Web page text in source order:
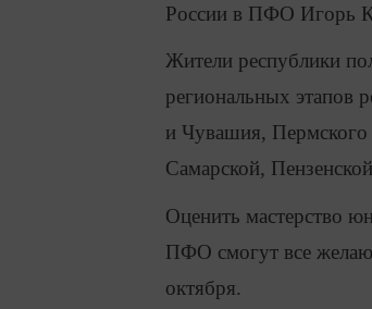
России в ПФО Игорь
Жители республики
региональных этапов
и Чувашия, Пермского
Самарской,
Оценить мастерство
ПФО смогут все
октября.